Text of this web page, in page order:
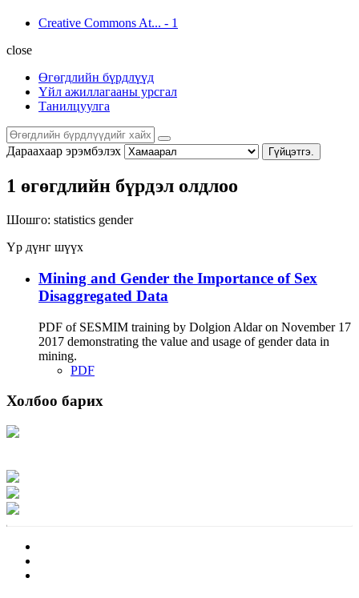
Creative Commons At... - 1
close
Өгөгдлийн бүрдлүүд
Үйл ажиллагааны урсгал
Танилцуулга
Дараахаар эрэмбэлэх Гүйцэтгэ.
1 өгөгдлийн бүрдэл олдлоо
Шошго: statistics gender
Үр дүнг шүүх
Mining and Gender the Importance of Sex
Disaggregated Data
PDF of SESMIM training by Dolgion Aldar on November 17
2017 demonstrating the value and usage of gender data in
mining.
PDF
Холбоо барих